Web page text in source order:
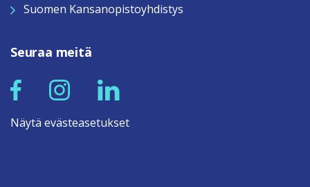
Suomen Kansanopistoyhdistys
Seuraa meitä
Näytä evästeasetukset